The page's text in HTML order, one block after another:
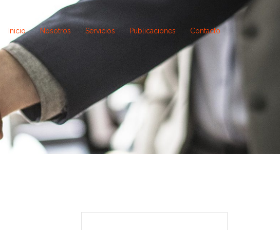
Inicio Nosotros Servicios Publicaciones Contacto